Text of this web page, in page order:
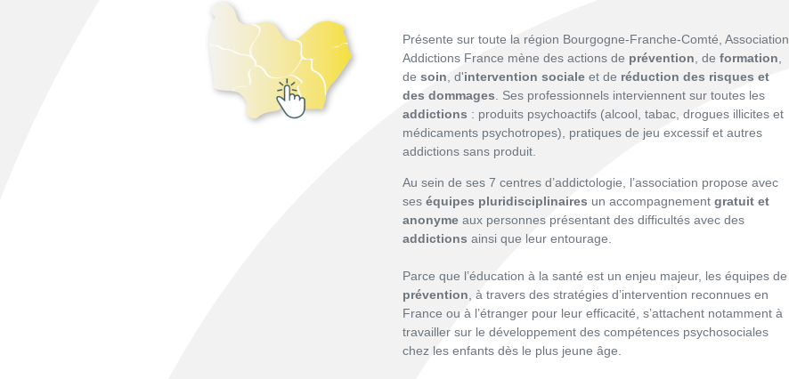
Présente sur toute la région Bourgogne-Franche-Comté, Association
Addictions France mène des actions de prévention , de formation
de soin , d'intervention sociale et de réduction des risques et
des dommages . Ses professionnels interviennent sur toutes les
addictions : produits psychoactifs (alcool, tabac, drogues illicites et
médicaments psychotropes), pratiques de jeu excessif et autres
addictions sans produit.
Au sein de ses 7 centres d’addictologie, l’association propose avec
ses équipes pluridisciplinaires un accompagnement gratuit et
anonyme aux personnes présentant des difficultés avec des
addictions ainsi que leur entourage.
Parce que l’éducation à la santé est un enjeu majeur, les équipes de
prévention , à travers des stratégies d’intervention reconnues en
France ou à l’étranger pour leur efficacité, s’attachent notamment à
travailler sur le développement des compétences psychosociales
chez les enfants dès le plus jeune âge.